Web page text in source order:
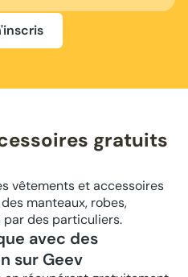
gratuits
vêtements et accessoires
manteaux, robes,
par des particuliers.
avec des
sur Geev